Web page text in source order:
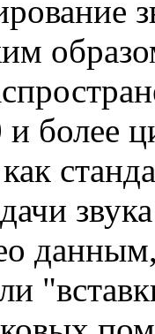
более